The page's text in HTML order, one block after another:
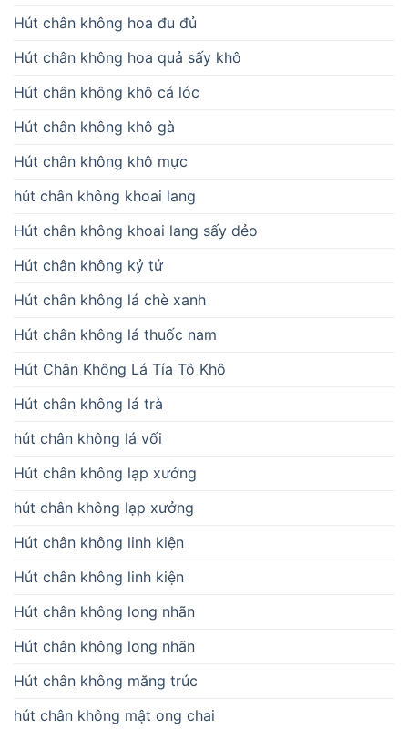
Hút chân không hoa đu đủ
Hút chân không hoa quả sấy khô
Hút chân không khô cá lóc
Hút chân không khô gà
Hút chân không khô mực
hút chân không khoai lang
Hút chân không khoai lang sấy dẻo
Hút chân không kỷ tử
Hút chân không lá chè xanh
Hút chân không lá thuốc nam
Hút Chân Không Lá Tía Tô Khô
Hút chân không lá trà
hút chân không lá vối
Hút chân không lạp xưởng
hút chân không lạp xưởng
Hút chân không linh kiện
Hút chân không linh kiện
Hút chân không long nhãn
Hút chân không long nhãn
Hút chân không măng trúc
hút chân không mật ong chai